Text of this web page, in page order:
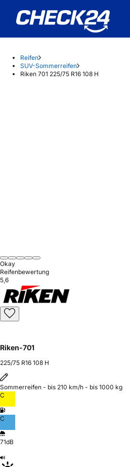
Reifen
SUV-Sommerreifen
Riken 701 225/75 R16 108 H
Okay
Reifenbewertung
5,6
Riken-701
225/75 R16 108 H
Sommerreifen - bis 210 km/h - bis 1000 kg
C
C
71dB